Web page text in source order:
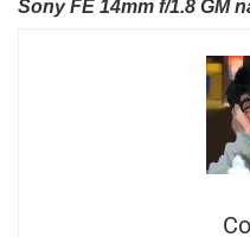
Sony FE 14mm f/1.8 GM